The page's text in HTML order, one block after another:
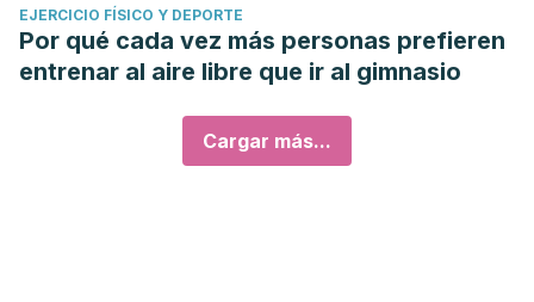
EJERCICIO FÍSICO Y DEPORTE
Por qué cada vez más personas prefieren
entrenar al aire libre que ir al gimnasio
Cargar más...